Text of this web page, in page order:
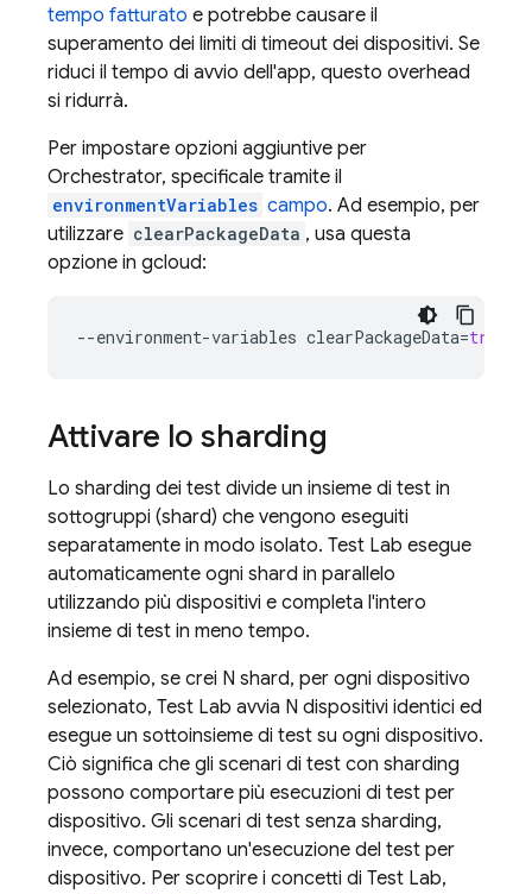
tempo fatturato e potrebbe causare il
superamento dei limiti di timeout dei dispositivi. Se
riduci il tempo di avvio dell'app, questo overhead
si ridurrà.
Per impostare opzioni aggiuntive per
Orchestrator, specificale tramite il
environmentVariables campo. Ad esempio, per
utilizzare clearPackageData , usa questa
opzione in gcloud:
--environment-variables clearPackageData=true
Attivare lo sharding
Lo sharding dei test divide un insieme di test in
sottogruppi (shard) che vengono eseguiti
separatamente in modo isolato. Test Lab esegue
automaticamente ogni shard in parallelo
utilizzando più dispositivi e completa l'intero
insieme di test in meno tempo.
Ad esempio, se crei N shard, per ogni dispositivo
selezionato, Test Lab avvia N dispositivi identici ed
esegue un sottoinsieme di test su ogni dispositivo.
Ciò significa che gli scenari di test con sharding
possono comportare più esecuzioni di test per
dispositivo. Gli scenari di test senza sharding,
invece, comportano un'esecuzione del test per
dispositivo. Per scoprire i concetti di Test Lab,